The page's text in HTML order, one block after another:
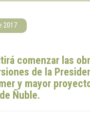
2017
comenzar las
de la
y mayor
Ñuble.